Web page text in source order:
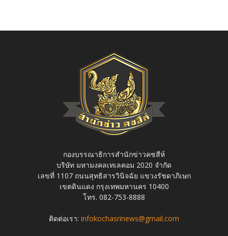
กองบรรณาธิการสำนักข่าวคชสีห์
บริษัท มหามงคลเทเลคอม 2020 จำกัด
เลขที่ 1107 ถนนสุทธิสารวินิจฉัย แขวงรัชดาภิเษก
เขตดินแดง กรุงเทพมหานคร 10400
โทร. 082-753-8888
ติดต่อเรา: infokochasrinews@gmail.com